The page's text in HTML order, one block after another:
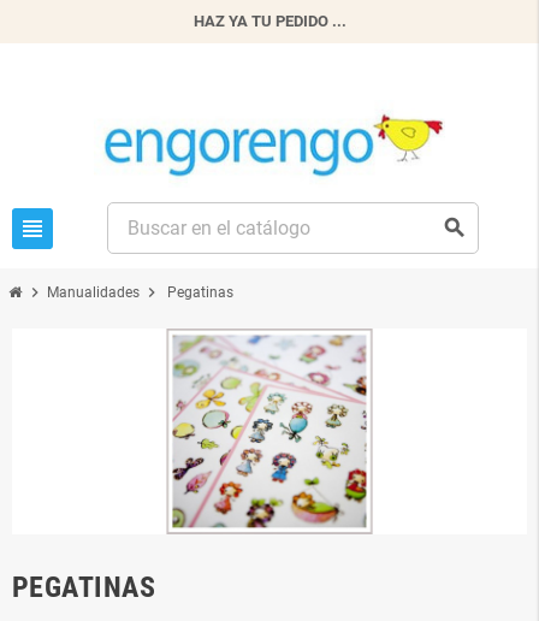
HAZ YA TU PEDIDO ...
view_headline search
chevron_right Manualidades chevron_right Pegatinas
PEGATINAS